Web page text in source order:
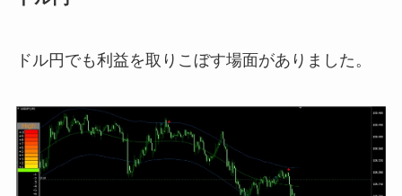
ドル円でも利益を取りこぼす場面がありました。